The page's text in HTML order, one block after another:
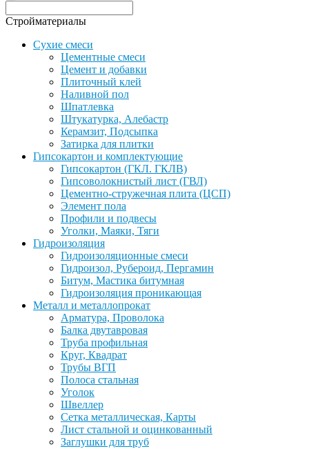
Стройматериалы
Сухие смеси
Цементные смеси
Цемент и добавки
Плиточный клей
Наливной пол
Шпатлевка
Штукатурка, Алебастр
Керамзит, Подсыпка
Затирка для плитки
Гипсокартон и комплектующие
Гипсокартон (ГКЛ. ГКЛВ)
Гипсоволокнистый лист (ГВЛ)
Цементно-стружечная плита (ЦСП)
Элемент пола
Профили и подвесы
Уголки, Маяки, Тяги
Гидроизоляция
Гидроизоляционные смеси
Гидроизол, Рубероид, Пергамин
Битум, Мастика битумная
Гидроизоляция проникающая
Металл и металлопрокат
Арматура, Проволока
Балка двутавровая
Труба профильная
Круг, Квадрат
Трубы ВГП
Полоса стальная
Уголок
Швеллер
Сетка металлическая, Карты
Лист стальной и оцинкованный
Заглушки для труб